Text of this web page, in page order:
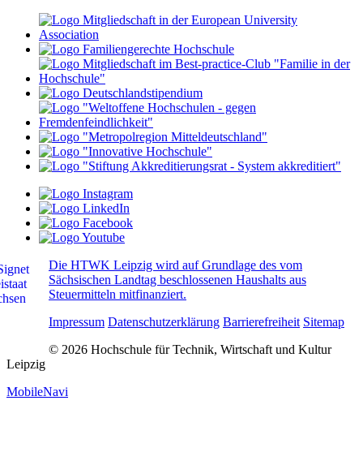
Die HTWK Leipzig wird auf Grundlage des vom
Sächsischen Landtag beschlossenen Haushalts aus
Steuermitteln mitfinanziert.
Impressum Datenschutzerklärung Barrierefreiheit Sitemap
© 2026 Hochschule für Technik, Wirtschaft und Kultur
Leipzig
MobileNavi